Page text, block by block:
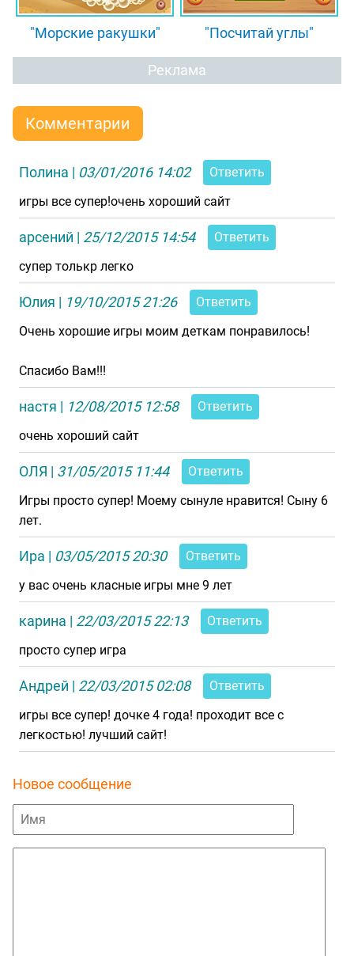
"Морские ракушки" "Посчитай углы"
Реклама
Комментарии
Полина | 03/01/2016 14:02
Ответить
игры все супер!очень хороший сайт
арсений | 25/12/2015 14:54
Ответить
супер толькр легко
Юлия | 19/10/2015 21:26
Ответить
Очень хорошие игры моим деткам понравилось!
Спасибо Вам!!!
настя | 12/08/2015 12:58
Ответить
очень хороший сайт
ОЛЯ | 31/05/2015 11:44
Ответить
Игры просто супер! Моему сынуле нравится! Сыну 6
лет.
Ира | 03/05/2015 20:30
Ответить
у вас очень класные игры мне 9 лет
карина | 22/03/2015 22:13
Ответить
просто супер игра
Андрей | 22/03/2015 02:08
Ответить
игры все супер! дочке 4 года! проходит все с
легкостью! лучший сайт!
Новое сообщение